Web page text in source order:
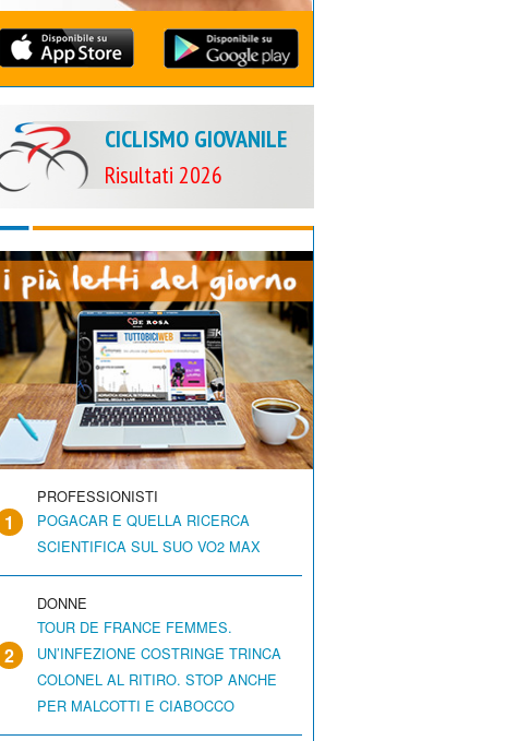
CICLISMO GIOVANILE
Risultati 2026
1
PROFESSIONISTI
POGACAR E QUELLA RICERCA
SCIENTIFICA SUL SUO VO2 MAX
2
DONNE
TOUR DE FRANCE FEMMES.
UN’INFEZIONE COSTRINGE TRINCA
COLONEL AL RITIRO. STOP ANCHE
PER MALCOTTI E CIABOCCO